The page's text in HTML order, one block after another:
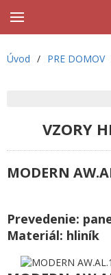
Úvod / PRE DOMOV
VZORY
MODERN
Prevedenie:
Materiál: hliník